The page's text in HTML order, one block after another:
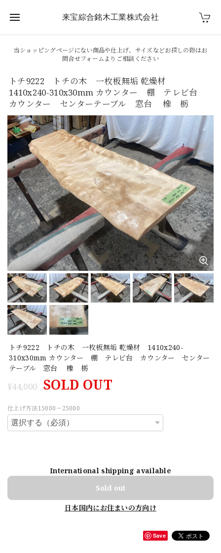
来宝綜合銘木工業株式会社
当ショッピングページにない商品や仕上げ、サイズなどお探しの際はお
問合せフォームよりご相談ください
トチ9222 トチの木 一枚板無垢 乾燥材
1410x240-310x30mm カウンター 棚 テレビ台
カウンター センターテーブル 窓台 橡 栃
トチ9222 トチの木 一枚板無垢 乾燥材 1410x240-
310x30mm カウンター 棚 テレビ台 カウンター センター
テーブル 窓台 橡 栃
¥44,000 SOLD OUT
仕上げ方法15000－25000
International shipping available
Sold out
日本国内にお住まいの方向け
Save